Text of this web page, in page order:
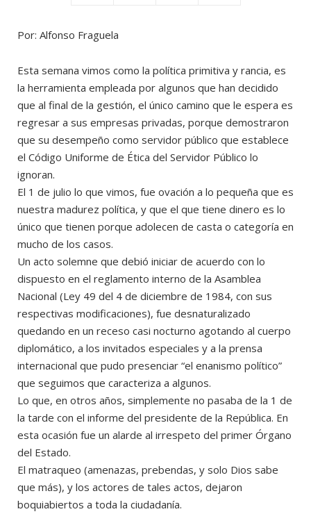
Por: Alfonso Fraguela
Esta semana vimos como la política primitiva y rancia, es
la herramienta empleada por algunos que han decidido
que al final de la gestión, el único camino que le espera es
regresar a sus empresas privadas, porque demostraron
que su desempeño como servidor público que establece
el Código Uniforme de Ética del Servidor Público lo
ignoran.
El 1 de julio lo que vimos, fue ovación a lo pequeña que es
nuestra madurez política, y que el que tiene dinero es lo
único que tienen porque adolecen de casta o categoría en
mucho de los casos.
Un acto solemne que debió iniciar de acuerdo con lo
dispuesto en el reglamento interno de la Asamblea
Nacional (Ley 49 del 4 de diciembre de 1984, con sus
respectivas modificaciones), fue desnaturalizado
quedando en un receso casi nocturno agotando al cuerpo
diplomático, a los invitados especiales y a la prensa
internacional que pudo presenciar “el enanismo político”
que seguimos que caracteriza a algunos.
Lo que, en otros años, simplemente no pasaba de la 1 de
la tarde con el informe del presidente de la República. En
esta ocasión fue un alarde al irrespeto del primer Órgano
del Estado.
El matraqueo (amenazas, prebendas, y solo Dios sabe
que más), y los actores de tales actos, dejaron
boquiabiertos a toda la ciudadanía.